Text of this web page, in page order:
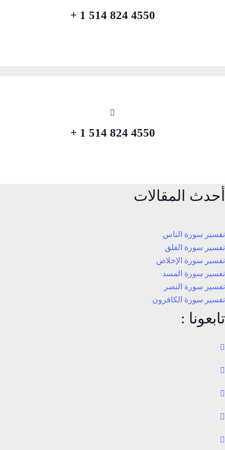
4550 824 514 1 +
4550 824 514 1 +
أحدث المقالات
تفسير سورة الناس
تفسير سورة الفلق
تفسير سورة الإخلاص
تفسير سورة المسد
تفسير سورة النصر
تفسير سورة الكافرون
تابعونا :